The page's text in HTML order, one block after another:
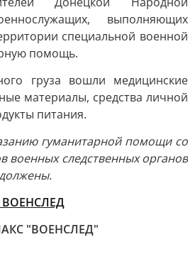
выполняющих
специальной военной
помощь.
груза вошли медицинские
материалы, средства личной
питания.
гуманитарной помощи со
военных следственных органов
ВОЕНСЛЕД
"ВОЕНСЛЕД"